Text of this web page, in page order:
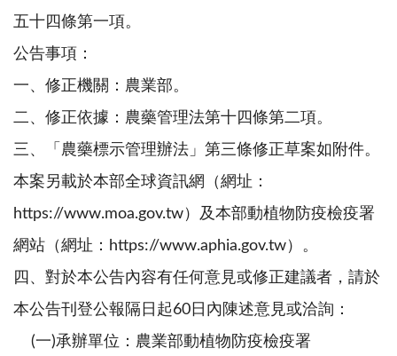
五十四條第一項。
公告事項：
一、修正機關：農業部。
二、修正依據：農藥管理法第十四條第二項。
三、「農藥標示管理辦法」第三條修正草案如附件。
本案另載於本部全球資訊網（網址：
https://www.moa.gov.tw）及本部動植物防疫檢疫署
網站（網址：https://www.aphia.gov.tw）。
四、對於本公告內容有任何意見或修正建議者，請於
本公告刊登公報隔日起60日內陳述意見或洽詢：
(一)承辦單位：農業部動植物防疫檢疫署